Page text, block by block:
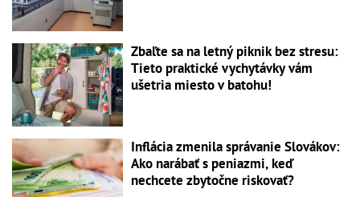
Zbaľte sa na letný piknik bez stresu:
Tieto praktické vychytávky vám
ušetria miesto v batohu!
Inflácia zmenila správanie Slovákov:
Ako narábať s peniazmi, keď
nechcete zbytočne riskovať?